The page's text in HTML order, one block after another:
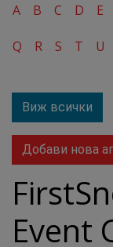
A B C D E
Q R S T U
Виж всички
Добави нова
Event